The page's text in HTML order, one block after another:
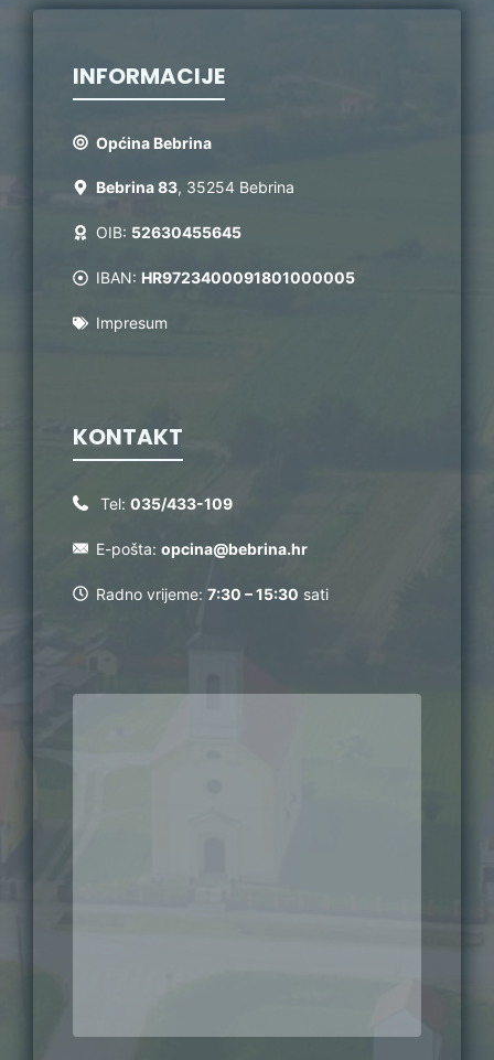
INFORMACIJE
Općina Bebrina
Bebrina 83, 35254 Bebrina
OIB: 52630455645
IBAN: HR9723400091801000005
Impresum
KONTAKT
Tel: 035/433-109
E-pošta: opcina@bebrina.hr
Radno vrijeme: 7:30 – 15:30 sati